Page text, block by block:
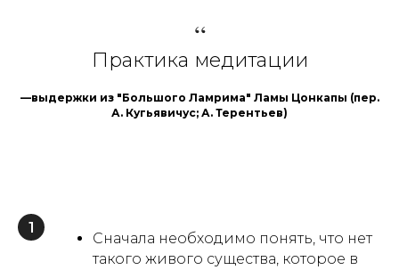
“
Практика медитации
—выдержки из "Большого Ламрима" Ламы Цонкапы (пер.
А. Кугьявичус; А. Терентьев)
1
Сначала необходимо понять, что нет
такого живого существа, которое в